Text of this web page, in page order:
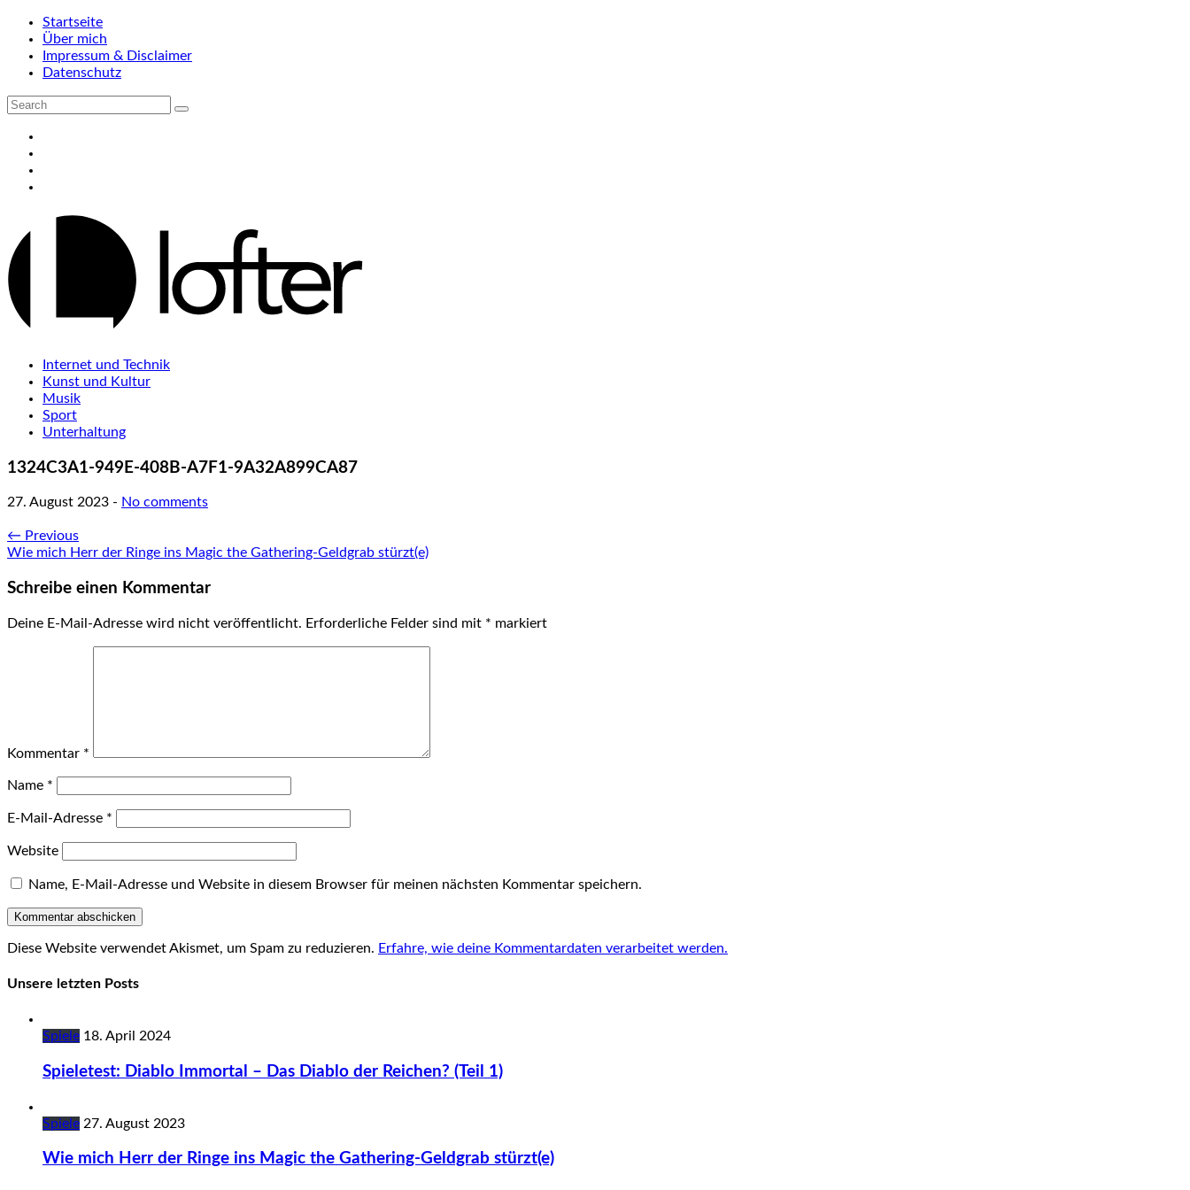
Startseite
Über mich
Impressum & Disclaimer
Datenschutz
Internet und Technik
Kunst und Kultur
Musik
Sport
Unterhaltung
1324C3A1-949E-408B-A7F1-9A32A899CA87
27. August 2023 - No comments
← Previous
Wie mich Herr der Ringe ins Magic the Gathering-Geldgrab stürzt(e)
Schreibe einen Kommentar
Deine E-Mail-Adresse wird nicht veröffentlicht. Erforderliche Felder sind mit * markiert
Kommentar *
Name *
E-Mail-Adresse *
Website
Name, E-Mail-Adresse und Website in diesem Browser für meinen nächsten Kommentar speichern.
Diese Website verwendet Akismet, um Spam zu reduzieren. Erfahre, wie deine Kommentardaten verarbeitet werden.
Unsere letzten Posts
Spiele 18. April 2024
Spieletest: Diablo Immortal – Das Diablo der Reichen? (Teil 1)
Spiele 27. August 2023
Wie mich Herr der Ringe ins Magic the Gathering-Geldgrab stürzt(e)